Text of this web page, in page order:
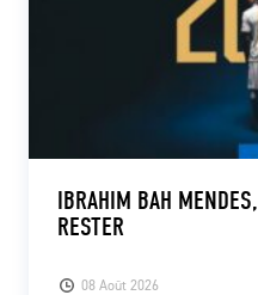
08 Août 2026
IBRAHIM BAH
RESTER